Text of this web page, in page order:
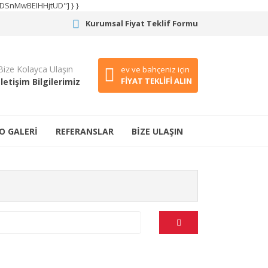
} }
Kurumsal Fiyat Teklif Formu
Kolayca Ulaşın
Bilgilerimiz
ev ve bahçeniz için
FİYAT TEKLİFİ ALIN
GALERİ REFERANSLAR BİZE ULAŞIN